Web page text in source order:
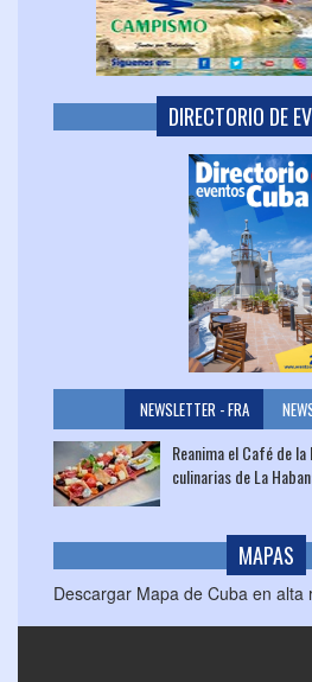
DIRECTORIO DE
NEWSLETTER - FRA
Reanima el Café de
culinarias de La
MAPAS
Descargar Mapa de Cuba en alta